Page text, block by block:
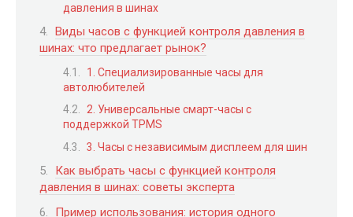
давления в шинах
Виды часов с функцией контроля давления в
шинах: что предлагает рынок?
1. Специализированные часы для
автолюбителей
2. Универсальные смарт-часы с
поддержкой TPMS
3. Часы с независимым дисплеем для шин
Как выбрать часы с функцией контроля
давления в шинах: советы эксперта
Пример использования: история одного